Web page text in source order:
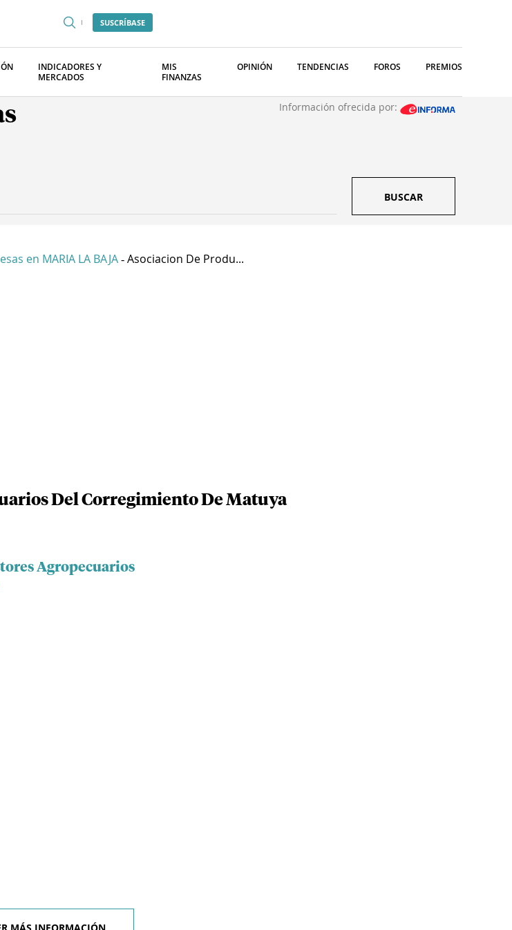
SUSCRÍBASE
INDICADORES Y
MERCADOS
MIS
FINANZAS
OPINIÓN TENDENCIAS FOROS PREMIOS
Información ofrecida por:
BUSCAR
en MARIA LA BAJA - Asociacion De Produ...
Del Corregimiento De Matuya
Agropecuarios